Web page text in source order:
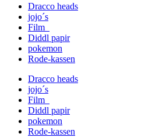
Dracco heads
jojo´s
Film
Diddl papir
pokemon
Rode-kassen
Dracco heads
jojo´s
Film
Diddl papir
pokemon
Rode-kassen